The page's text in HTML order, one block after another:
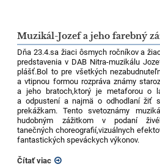
Muzikál-Jozef a jeho farebný
Dňa 23.4.sa žiaci ôsmych ročníkov a
predstavenia v DAB Nitra-muzikálu
plášť.Bol to pre všetkých
a vtipnou formou rozpráva známy
a jeho bratoch,ktorý je metaforou o
a odpustení a najmä o odhodlaní žiť
prekážkam. Tento svetoznámy
hudobným zážitkom v podaní
tanečných choreografií,vizuálnych
fantastických speváckych výkonov.
Čítať viac